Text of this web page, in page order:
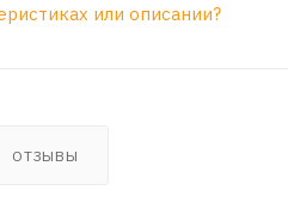
или описании?
ОТЗЫВЫ